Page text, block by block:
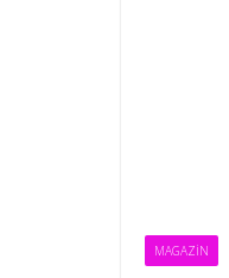
MAGAZİN